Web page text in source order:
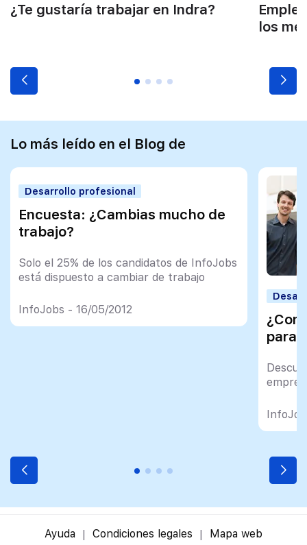
¿Te gustaría trabajar en Indra?
los
Lo más leído en el Blog de
Desarrollo profesional
Encuesta: ¿Cambias mucho de
trabajo?
Solo el 25% de los candidatos de InfoJobs
está dispuesto a cambiar de trabajo
InfoJobs - 16/05/2012
para
Ayuda Condiciones legales Mapa web